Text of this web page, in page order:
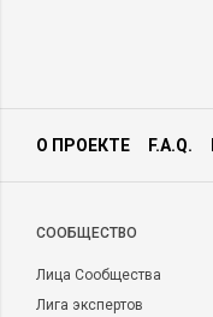
О ПРОЕКТЕ F.A.Q.
CООБЩЕСТВО
Лица Сообщества
Лига экспертов